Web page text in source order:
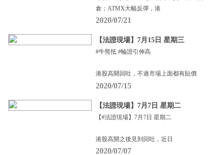
倉；ATMX大幅反彈，港
2020/07/21
【法證現場】7月15日 星期三
#牛熊抵 #輪證引伸高
港股高開回吐，不過市場上面都有貼價
2020/07/15
【法證現場】7月7日 星期二
【#法證現場】7月7日 星期二
港股高開之後見到回吐，近日
2020/07/07